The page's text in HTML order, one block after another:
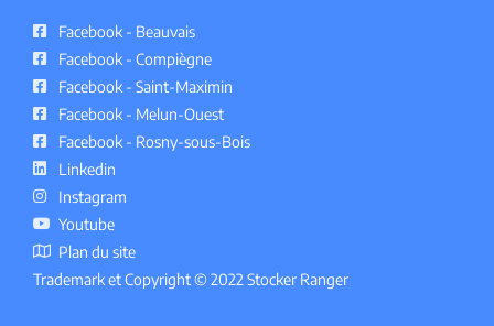
Facebook - Beauvais
Facebook - Compiègne
Facebook - Saint-Maximin
Facebook - Melun-Ouest
Facebook - Rosny-sous-Bois
Linkedin
Instagram
Youtube
Plan du site
Trademark et Copyright © 2022 Stocker Ranger